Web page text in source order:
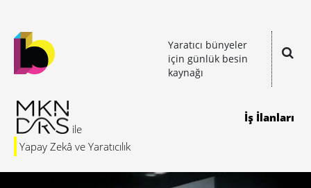
Yaratıcı bünyeler
için günlük besin
kaynağı
Yapay Zekâ ve Yaratıcılık
İş İlanları